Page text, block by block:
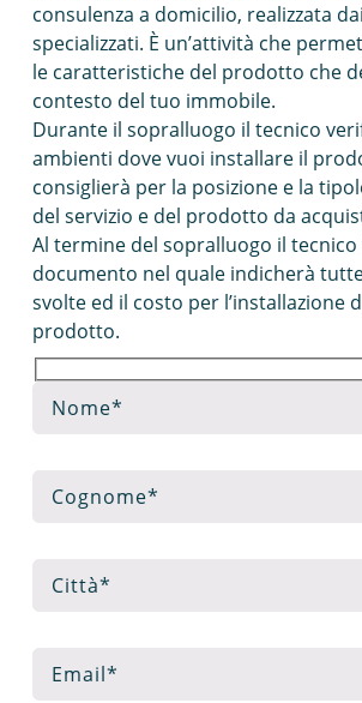
consulenza a domicilio, realizzata
specializzati. È un’attività che
le caratteristiche del prodotto che
contesto del tuo immobile.
Durante il sopralluogo il tecnico
ambienti dove vuoi installare il
consiglierà per la posizione e la
del servizio e del prodotto da
Al termine del sopralluogo il
documento nel quale indicherà
svolte ed il costo per l’installazione
prodotto.